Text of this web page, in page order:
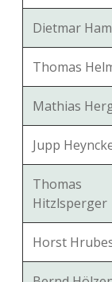
Dietmar
Thomas
Mathias
Jupp
Thomas
Hitzlsperger
Horst